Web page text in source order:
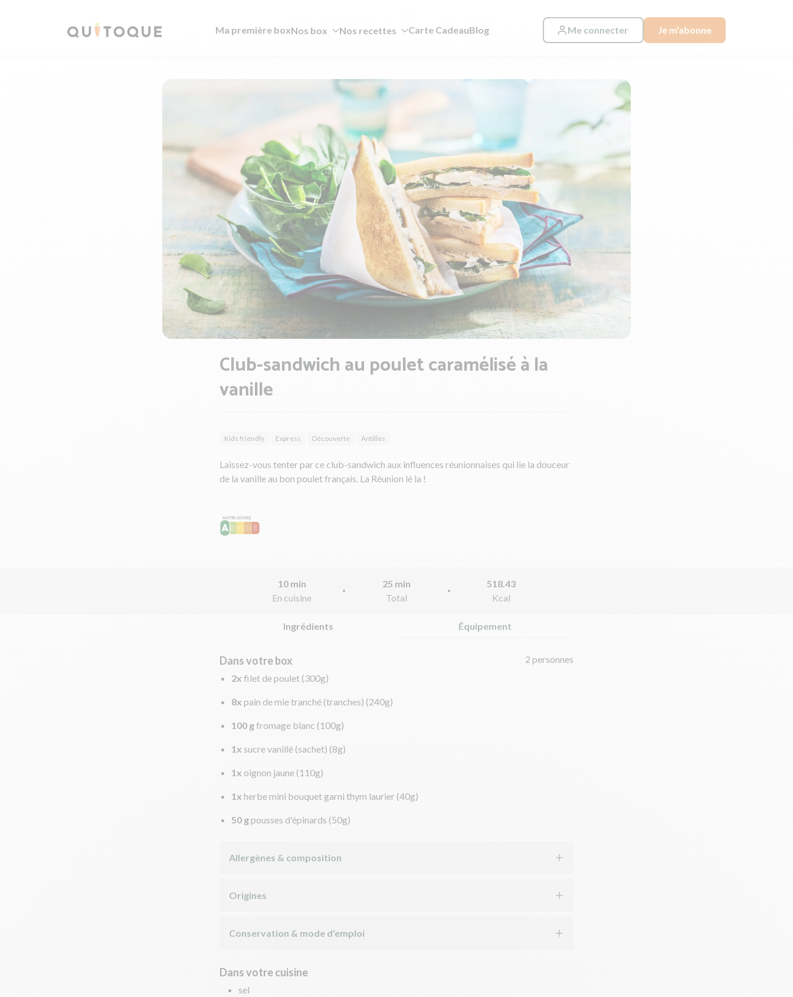
Ma première boxNos box Nos recettes Carte CadeauBlog Me connecter Je m’abonne
Club-sandwich au poulet caramélisé à la
vanille
Kids friendly Express Découverte Antilles
Laissez-vous tenter par ce club-sandwich aux influences réunionnaises qui lie la douceur
de la vanille au bon poulet français. La Réunion lé la !
10 min
En cuisine
25 min
Total
518.43
Kcal
Ingrédients Équipement
Dans votre box
2 personnes
2x filet de poulet (300g)
8x pain de mie tranché (tranches) (240g)
100 gfromage blanc (100g)
1x sucre vanillé (sachet) (8g)
1x oignon jaune (110g)
1x herbe mini bouquet garni thym laurier (40g)
50 gpousses d'épinards (50g)
Allergènes & composition
Origines
Conservation & mode d'emploi
Dans votre cuisine
sel